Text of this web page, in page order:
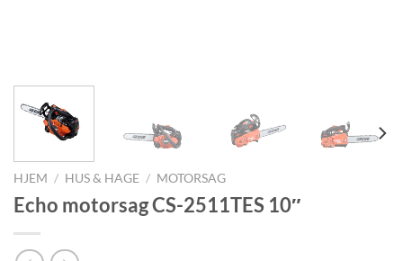
HJEM / HUS & HAGE / MOTORSAG
Echo motorsag CS-2511TES 10″